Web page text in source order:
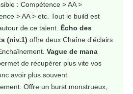
: Compétence > AA >
> AA > etc. Tout le build est
de ce talent. Écho des
(niv.1) offre deux Chaîne d'éclairs
Vague de mana
de récupérer plus vite vos
avoir plus souvent
Offre un burst monstrueux,